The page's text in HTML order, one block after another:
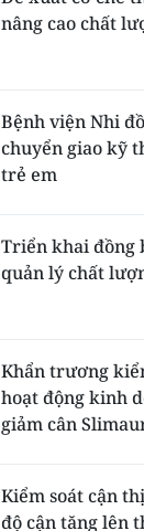
nâng cao chất
Bệnh viện Nhi
chuyển giao kỹ
trẻ em
Triển khai đồng
quản lý chất
Khẩn trương
hoạt động kinh
giảm cân
Kiểm soát cận
độ cận tăng lên